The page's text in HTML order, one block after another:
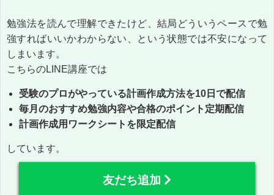
勉強法を読んで理解できたけど、結局どういうペースで勉
強すればいいかわからない、という状態では不安になって
しまいます。
こちらのLINE講座では
受験のプロがやっている計画作成方法を10日で配信
毎月のおすすめ勉強内容や合格のポイント定期配信
計画作成用ワークシートを限定配信
しています。
友だち追加